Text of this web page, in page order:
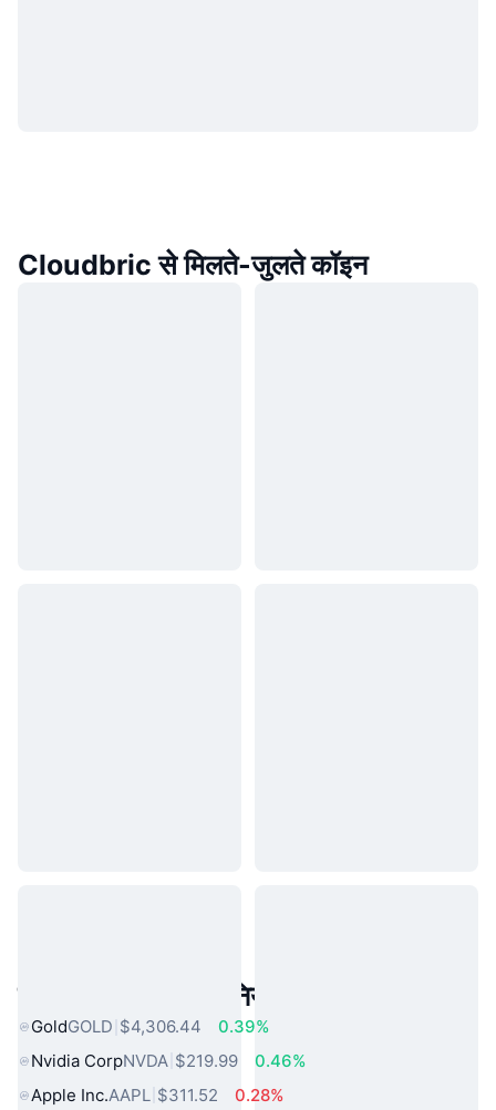
Cloudbric से मिलते-जुलते कॉइन
लोकप्रिय वास्तविक दुनिया की संपत्तियां
GoldGOLD $4,306.44
0.39%
Nvidia CorpNVDA $219.99
0.46%
Apple Inc.AAPL $311.52
0.28%